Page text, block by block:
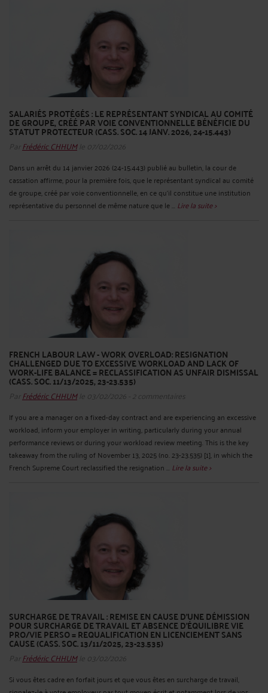
SALARIÉS PROTÉGÉS : LE REPRÉSENTANT SYNDICAL AU COMITÉ
DE GROUPE, CRÉÉ PAR VOIE CONVENTIONNELLE BÉNÉFICIE DU
STATUT PROTECTEUR (CASS. SOC. 14 JANV. 2026, 24-15.443)
Par Frédéric CHHUMle 07/02/2026
Dans un arrêt du 14 janvier 2026 (24-15.443) publié au bulletin, la cour de
cassation affirme, pour la première fois, que le représentant syndical au comité
de groupe, créé par voie conventionnelle, en ce qu'il constitue une institution
représentative du personnel de même nature que le ... Lire la suite >
FRENCH LABOUR LAW - WORK OVERLOAD: RESIGNATION
CHALLENGED DUE TO EXCESSIVE WORKLOAD AND LACK OF
WORK-LIFE BALANCE = RECLASSIFICATION AS UNFAIR DISMISSAL
(CASS. SOC. 11/13/2025, 23-23.535)
Par Frédéric CHHUMle 03/02/2026 - 2 commentaires
If you are a manager on a fixed-day contract and are experiencing an excessive
workload, inform your employer in writing, particularly during your annual
performance reviews or during your workload review meeting. This is the key
takeaway from the ruling of November 13, 2025 (no. 23-23.535) [1], in which the
French Supreme Court reclassified the resignation ... Lire la suite >
SURCHARGE DE TRAVAIL : REMISE EN CAUSE D’UNE DÉMISSION
POUR SURCHARGE DE TRAVAIL ET ABSENCE D’ÉQUILIBRE VIE
PRO/VIE PERSO = REQUALIFICATION EN LICENCIEMENT SANS
CAUSE (CASS. SOC. 13/11/2025, 23-23.535)
Par Frédéric CHHUMle 03/02/2026
Si vous êtes cadre en forfait jours et que vous êtes en surcharge de travail,